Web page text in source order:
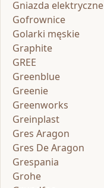
Gniazda elektryczne
Gofrownice
Golarki męskie
Graphite
GREE
Greenblue
Greenie
Greenworks
Greinplast
Gres Aragon
Gres De Aragon
Grespania
Grohe